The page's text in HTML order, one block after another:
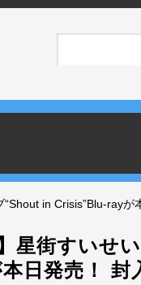
“Shout in Crisis”Blu-ray
】星街すい
日発売！ 封